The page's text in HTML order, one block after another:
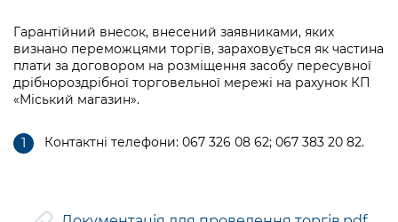
Гарантійний внесок, внесений заявниками, яких
визнано переможцями торгів, зараховується як частина
плати за договором на розміщення засобу пересувної
дрібнороздрібної торговельної мережі на рахунок КП
«Міський магазин».
Контактні телефони: 067 326 08 62; 067 383 20 82.